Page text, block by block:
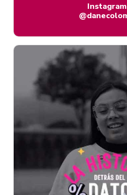
Instagram